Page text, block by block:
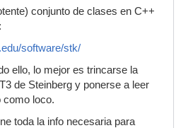
conjunto de clases en C++
software/stk/
ello, lo mejor es trincarse la
de Steinberg y ponerse a leer
como loco.
toda la info necesaria para